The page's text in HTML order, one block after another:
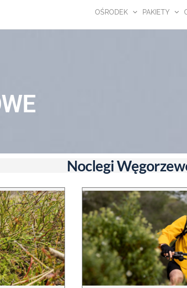
OŚRODEK PAKIETY
Noclegi